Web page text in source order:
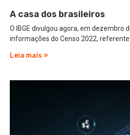
A casa dos brasileiros
O IBGE divulgou agora, em dezembro
informações do Censo 2022,
Leia mais »